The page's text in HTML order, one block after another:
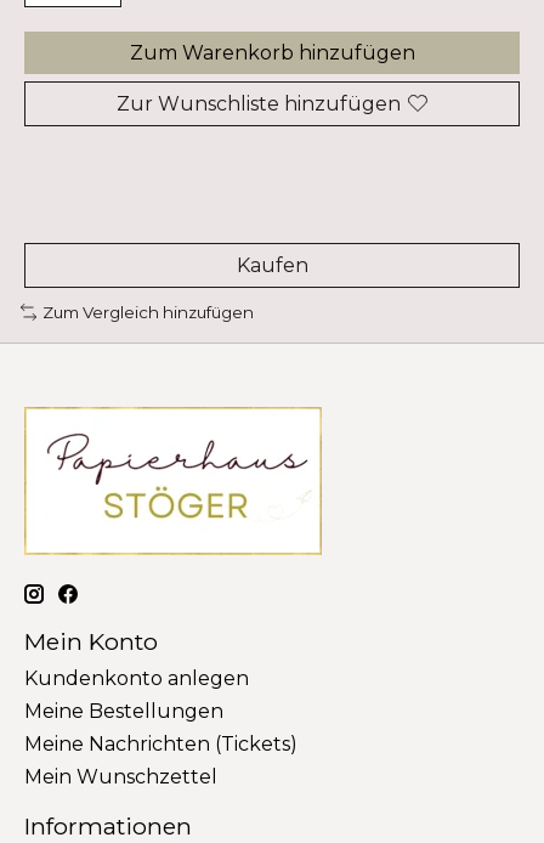
Zum Warenkorb hinzufügen
Zur Wunschliste hinzufügen
Kaufen
Zum Vergleich hinzufügen
Mein Konto
Kundenkonto anlegen
Meine Bestellungen
Meine Nachrichten (Tickets)
Mein Wunschzettel
Informationen